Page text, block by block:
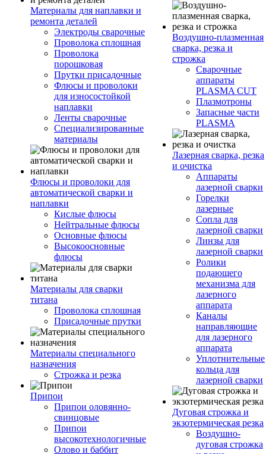
Материалы для наплавки и
ремонта деталей
Электроды сварочные
Проволока сплошная
Проволока
порошковая
Прутки присадочные
Флюсы и проволоки
для износостойкой
наплавки
Ленты сварочные
Специализированные
материалы
Флюсы и проволоки для
автоматической сварки и
наплавки
Кислые флюсы
Нейтральные флюсы
Основные флюсы
Высокоосновные
флюсы
Материалы для сварки
титана
Проволока сплошная
Присадочные прутки
Материалы специального
назначения
Строжка и резка
Припои
Припои оловянно-
свинцовые
Припои
высокотехнологичные
Олово и баббит
Воздушно-плазменная
сварка, резка и
строжка
Сварочные
аппараты
PLASMA CUT
Плазмотроны
Запасные части
PLASMA
Лазерная сварка, резка
и очистка
Аппараты
лазерной сварки
Горелки
лазерные
Сопла для
лазерной сварки
Линзы для
лазерной сварки
Ролики
подающего
механизма для
лазерного
аппарата
Каналы
направляющие
для лазерного
аппарата
Уплотнительные
кольца для
лазерной сварки
Дуговая строжка и
экзотермическая резка
Воздушно-
дуговая строжка